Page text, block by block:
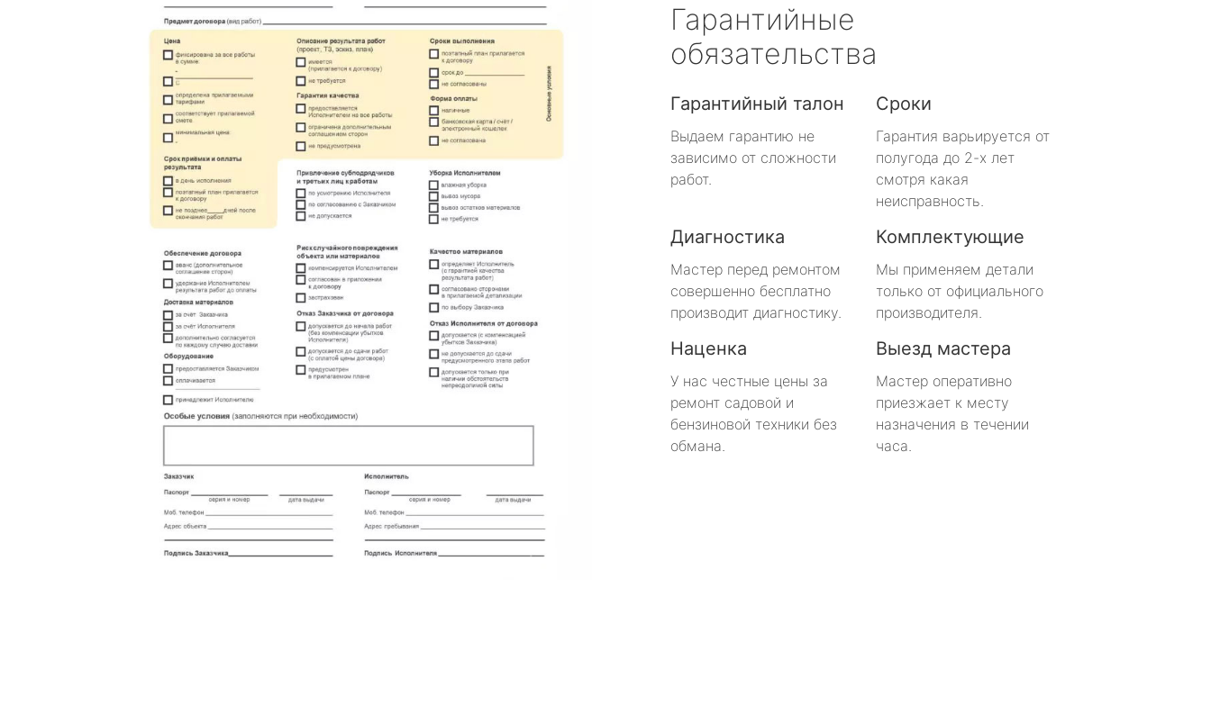
Гарантийные
обязательства
Гарантийный талон
Выдаем гарантию не
зависимо от сложности
работ.
Сроки
Гарантия варьируется от
полугода до 2-х лет
смотря какая
неисправность.
Диагностика
Мастер перед ремонтом
совершенно бесплатно
производит диагностику.
Комплектующие
Мы применяем детали
только от официального
производителя.
Наценка
У нас честные цены за
ремонт садовой и
бензиновой техники без
обмана.
Выезд мастера
Мастер оперативно
приезжает к месту
назначения в течении
часа.